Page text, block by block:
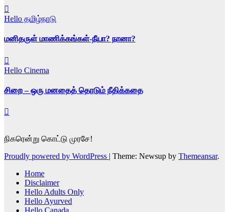
Hello தமிழ்நாடு
மனிதருள் மாணிக்கங்கள்-நீயா? நானா?
Hello Cinema
சிறை – ஒரு மனதைத் தொடும் நீதிக்கதை
நிகரென்று கொட்டு முரசே!
Proudly powered by WordPress | Theme: Newsup by Themeansar.
Home
Disclaimer
Hello Adults Only
Hello Ayurved
Hello Canada